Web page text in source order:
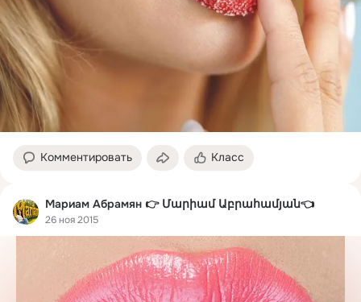
Комментировать Класс
Мариам Абрамян 👉 Մարիամ Աբրահամյան👈
26 ноя 2015